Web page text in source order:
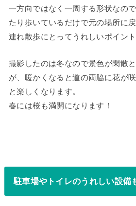
一方向ではなく一周する形状なの
たり歩いているだけで元の場所に
連れ散歩にとってうれしいポイント
撮影したのは冬なので景色が閑散
が、暖かくなると道の両脇に花が
と楽しくなります。
春には桜も満開になります！
駐車場やトイレのうれしい設備